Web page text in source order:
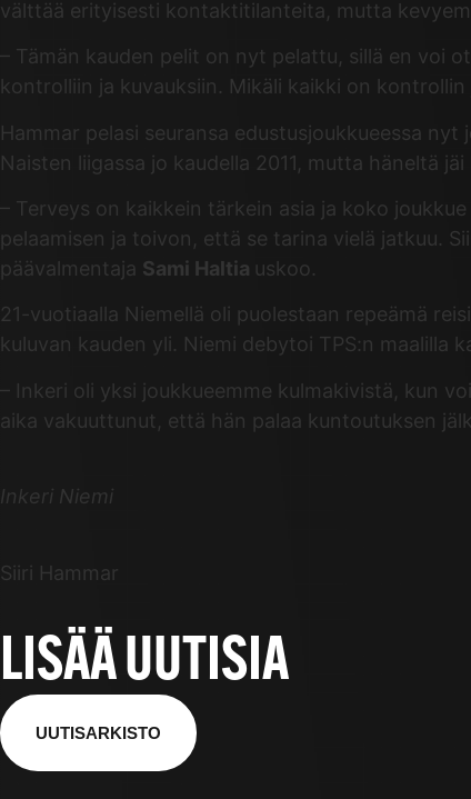
välttää erityisesti kontaktitilanteita, mutta
– Tämän kauden pelit on nyt pelattu, sillä en voi
kontrolliin ja kuvauksiin. Mikäli kaikki on
Hammar pelasi seuransa edustusjoukkueessa
Naisten liigassa jo kaudella 2011, mutta häneltä
– Terveys on kaikkein tärkein asia ja koko
pelaamisen ja toivon, että se tarina vielä jatkuu.
päävalmentaja Sami Haltia uskoo.
21-vuotiaalla Niemellä oli puolestaan repeämä
kuluvan kauden yli. Niemi debytoi TPS:n maalilla
– Inkeri oli yksi joukkueemme kulmakivistä, kun
aika vakuuttunut, että hän palaa kuntoutuksen
Inkeri Niemi
Siiri Hammar
LISÄÄ UUTISIA
UUTISARKISTO